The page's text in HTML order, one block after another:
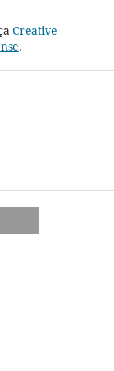
Creative
.